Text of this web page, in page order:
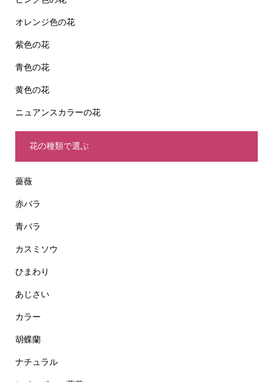
オレンジ色の花
紫色の花
青色の花
黄色の花
ニュアンスカラーの花
花の種類で選ぶ
薔薇
赤バラ
青バラ
カスミソウ
ひまわり
あじさい
カラー
胡蝶蘭
ナチュラル